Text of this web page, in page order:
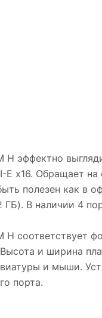
H эффектно
E x16. Обращает
полезен как в
В наличии 4
H
и ширина
и мыши.
порта.